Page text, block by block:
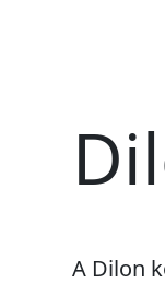
A Dilon